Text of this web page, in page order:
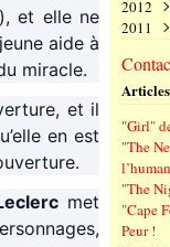
et elle ne
aide à
miracle.
et il
en est
met
Mars
Avril
Mars
Mai
Avril
Juin
Mai
Juillet
Juin
Mars
Août
Juillet
Mai
Avril
Août
Juin
Mai
Juin
Mai
Juin
Mai
Août
Juin
Mai
2012
Juin
Mai
2011
"Girl"
"The
"The
"Cape
Peur !